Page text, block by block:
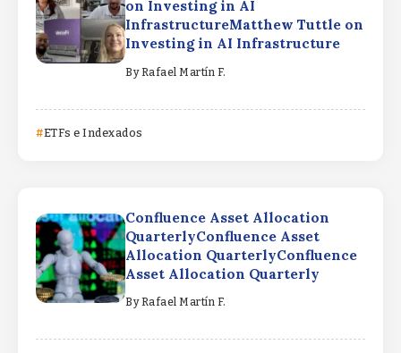
on Investing in AI
InfrastructureMatthew Tuttle on
Investing in AI Infrastructure
By Rafael Martín F.
ETFs e Indexados
Confluence Asset Allocation
QuarterlyConfluence Asset
Allocation QuarterlyConfluence
Asset Allocation Quarterly
By Rafael Martín F.